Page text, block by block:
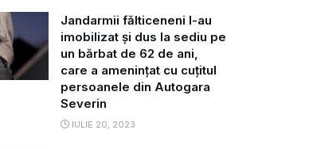
Jandarmii fălticeneni l-au
imobilizat și dus la sediu pe
un bărbat de 62 de ani,
care a amenințat cu cuțitul
persoanele din Autogara
Severin
IULIE 20, 2023